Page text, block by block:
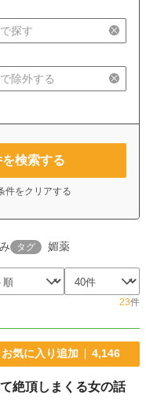
を検索する
件をクリアする
タグ 媚薬
23件
お気に入り追加 4,146
絶頂しまくる女の話